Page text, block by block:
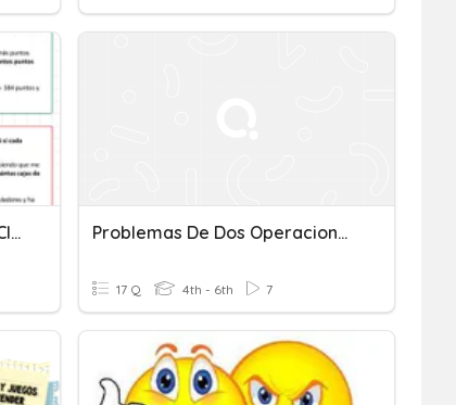
6 PROBLEMAS DE DOS OPERACIONES Problemas De Dos Operaciones: "PASOS"
17 Q 4th - 6th 7